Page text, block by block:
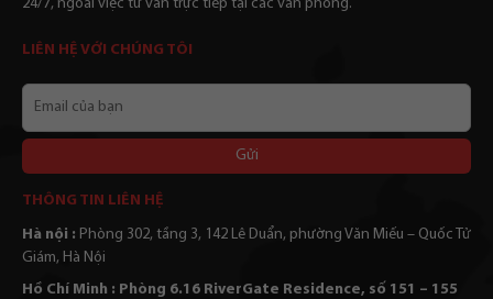
24/7, ngoài việc tư vấn trực tiếp tại các văn phòng.
LIÊN HỆ VỚI CHÚNG TÔI
bạn
THÔNG TIN LIÊN HỆ
Hà nội : Phòng 302, tầng 3, 142 Lê Duẩn, phường Văn Miếu – Quốc Tử
Giám, Hà Nội
Hồ Chí Minh : Phòng 6.16 RiverGate Residence, số 151 – 155